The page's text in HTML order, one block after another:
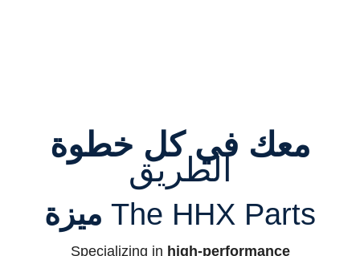
معك في كل خطوة
الطريق
The HHX Parts ميزة
Specializing in high-performance